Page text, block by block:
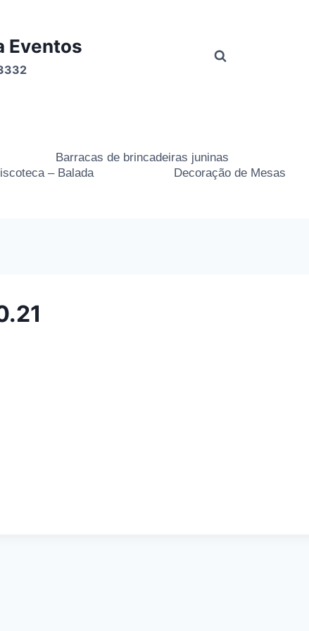
Eventos
Barracas de brincadeiras juninas
– Balada
Decoração de Mesas